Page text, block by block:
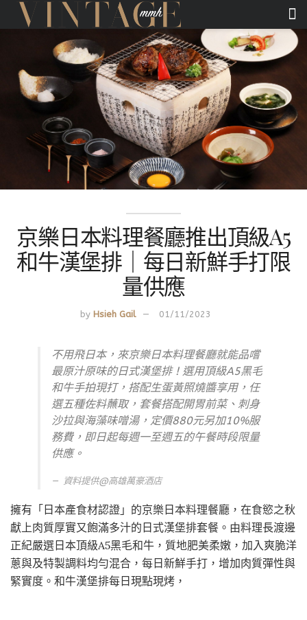
京樂日本料理餐廳推出頂級A5
和牛漢堡排｜每日新鮮手打限
量供應
by Hsieh Gail 01/11/2023
不用飛日本，來京樂日本料理餐廳就能品嚐
最原汁原味的日式漢堡排 ! 選用頂級A5黑毛
和牛手拍現打，搭配生蛋黃照燒醬享用，任
選五種佐料蘸取，套餐搭配開胃前菜、刺身
沙拉與海藻味噌湯，定價880元另加10%服
務費，即日起每週一至週五的午餐時段限量
供應。
資料提供@高雄萬豪酒店
擁有「日本產食材認證」的京樂日本料理餐廳，在食慾之秋
獻上肉質厚實又飽滿多汁的日式漢堡排套餐。由料理長渡邊
正紀嚴選日本頂級A5黑毛和牛，質地肥美柔嫩，加入爽脆洋
蔥與及特製調料均勻混合，每日新鮮手打，增加肉質彈性與
緊實度。和牛漢堡排每日現點現烤，